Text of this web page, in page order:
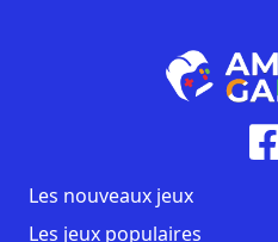
Les nouveaux jeux
Les jeux populaires